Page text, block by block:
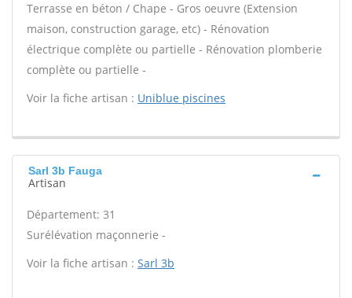
Terrasse en béton / Chape - Gros oeuvre (Extension
maison, construction garage, etc) - Rénovation
électrique complète ou partielle - Rénovation plomberie
complète ou partielle -
Voir la fiche artisan : Uniblue piscines
Sarl 3b Fauga
Artisan
Département: 31
Surélévation maçonnerie -
Voir la fiche artisan : Sarl 3b